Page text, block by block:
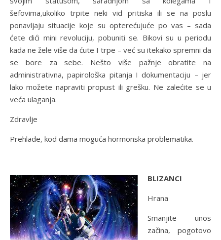
šefovima,ukoliko trpite neki vid pritiska ili se na poslu
ponavljaju situacije koje su opterećujuće po vas – sada
ćete dići mini revoluciju, pobuniti se. Bikovi su u periodu
kada ne žele više da ćute I trpe – već su itekako spremni da
se bore za sebe. Nešto više pažnje obratite na
administrativna, papirološka pitanja I dokumentaciju – jer
lako možete napraviti propust ili grešku. Ne zalećite se u
veća ulaganja.
Zdravlje
Prehlade, kod dama moguća hormonska problematika.
BLIZANCI
Hrana
Smanjite unos
začina, pogotovo